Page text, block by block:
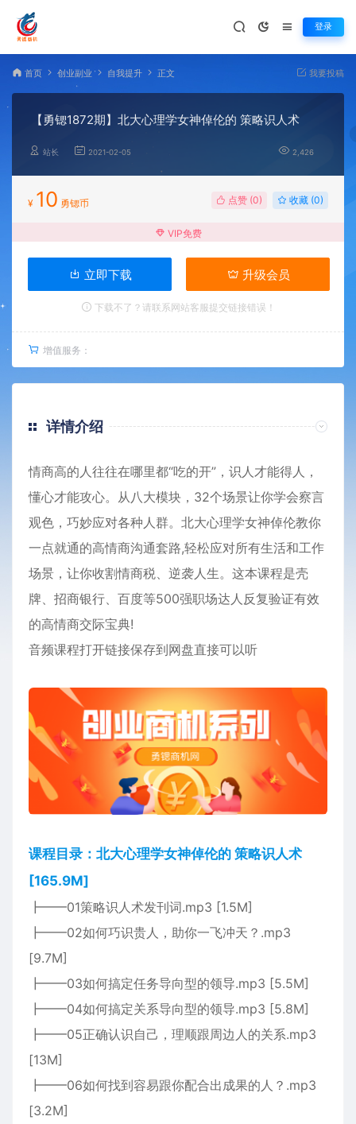
登录
首页 创业副业 自我提升 正文 我要投稿
【勇锶1872期】北大心理学女神倬伦的 策略识人术
站长 2021-02-05 2,426
¥ 10 勇锶币 点赞 (0) 收藏 (0)
VIP免费
立即下载 升级会员
下载不了？请联系网站客服提交链接错误！
增值服务：
详情介绍
情商高的人往往在哪里都“吃的开”，识人才能得人，
懂心才能攻心。从八大模块，32个场景让你学会察言
观色，巧妙应对各种人群。北大心理学女神倬伦教你
一点就通的高情商沟通套路,轻松应对所有生活和工作
场景，让你收割情商税、逆袭人生。这本课程是壳
牌、招商银行、百度等500强职场达人反复验证有效
的高情商交际宝典!
音频课程打开链接保存到网盘直接可以听
课程目录：北大心理学女神倬伦的 策略识人术
[165.9M]
┣━━01策略识人术发刊词.mp3 [1.5M]
┣━━02如何巧识贵人，助你一飞冲天？.mp3
[9.7M]
┣━━03如何搞定任务导向型的领导.mp3 [5.5M]
┣━━04如何搞定关系导向型的领导.mp3 [5.8M]
┣━━05正确认识自己，理顺跟周边人的关系.mp3
[13M]
┣━━06如何找到容易跟你配合出成果的人？.mp3
[3.2M]